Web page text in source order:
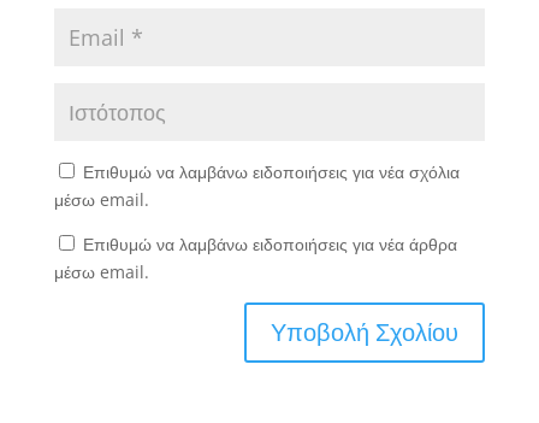
Επιθυμώ να λαμβάνω ειδοποιήσεις για νέα σχόλια
μέσω email.
Επιθυμώ να λαμβάνω ειδοποιήσεις για νέα άρθρα
μέσω email.